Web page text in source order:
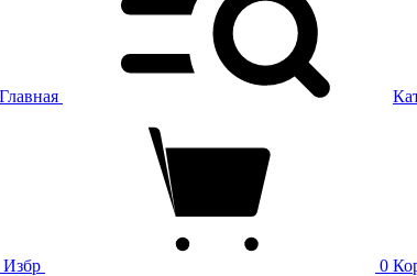
Главная
Избр 0